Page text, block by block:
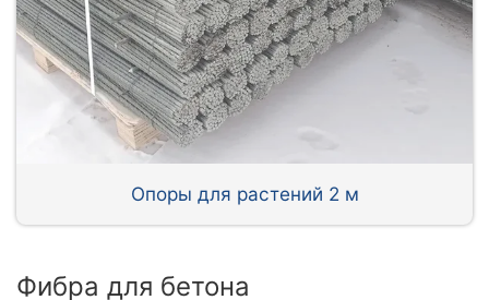
Опоры для растений 2 м
Фибра для бетона